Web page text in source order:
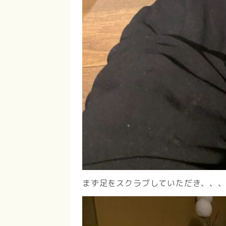
まず足をスクラブしていただき、、、